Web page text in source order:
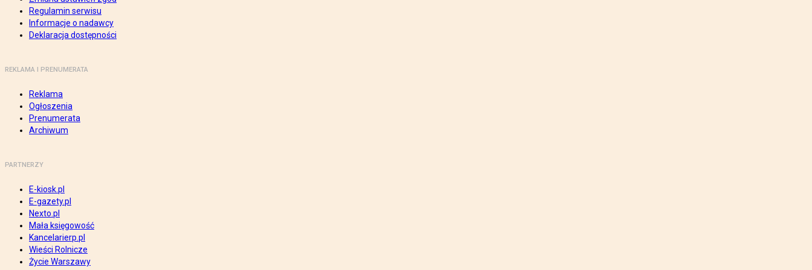
Regulamin serwisu
Informacje o nadawcy
Deklaracja dostępności
REKLAMA I PRENUMERATA
Reklama
Ogłoszenia
Prenumerata
Archiwum
PARTNERZY
E-kiosk.pl
E-gazety.pl
Nexto.pl
Mała księgowość
Kancelarierp.pl
Wieści Rolnicze
Życie Warszawy